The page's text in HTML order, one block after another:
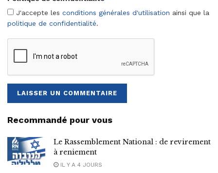
J'accepte les conditions générales d'utilisation ainsi que la
politique de confidentialité.
Recommandé pour vous
Le Rassemblement National : de revirement
à reniement
IL Y A 4 JOURS